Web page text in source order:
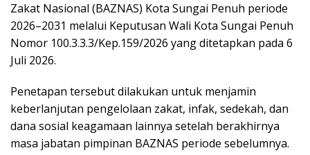
Zakat Nasional (BAZNAS) Kota Sungai Penuh periode
2026–2031 melalui Keputusan Wali Kota Sungai Penuh
Nomor 100.3.3.3/Kep.159/2026 yang ditetapkan pada 6
Juli 2026.
Penetapan tersebut dilakukan untuk menjamin
keberlanjutan pengelolaan zakat, infak, sedekah, dan
dana sosial keagamaan lainnya setelah berakhirnya
masa jabatan pimpinan BAZNAS periode sebelumnya.